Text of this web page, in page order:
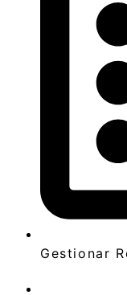
Gestionar